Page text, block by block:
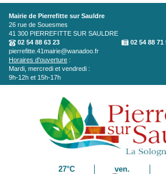
Aller au contenu principal
Mairie de Pierrefitte sur Sauldre
26 rue de Souesmes
41 300 PIERREFITTE SUR SAULDRE
02 54 88 63 23
02 54 88 71
pierrefitte.41mairie@wanadoo.fr
Horaires d'ouverture :
Mardi, mercredi et vendredi :
9h-12h et 15h-17h
27°C ven.